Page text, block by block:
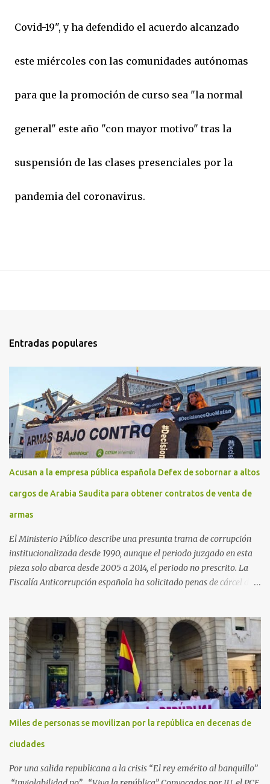
Covid-19", y ha defendido el acuerdo alcanzado
este miércoles con las comunidades autónomas
para que la promoción de curso sea "la normal
general" este año "con mayor motivo" tras la
suspensión de las clases presenciales por la
pandemia del coronavirus.
Entradas populares
Acusan a la empresa pública española Defex de sobornar a altos
cargos de Arabia Saudita para obtener contratos de venta de
armas
El Ministerio Público describe una presunta trama de corrupción
institucionalizada desde 1990, aunque el periodo juzgado en esta
pieza solo abarca desde 2005 a 2014, el periodo no prescrito. La
Fiscalía Anticorrupción española ha solicitado penas de cárcel de
Arabia Saudita a través de la empresa pública española Defex,
disuelta. El fiscal Conrado Saiz describe en su escrito de
conclusiones cómo la empresa pública Defex pagó comisiones
ilegales a diversas autoridades del régimen árabe entre 2005 y
2014, para obtener a cambio la materialización de los contratos. El
Ministerio Público lleva a cabo esta acusación en una de las piezas
separadas del llamado 'caso Defex', que investiga once ventas
ejecutadas en este periodo, y atribuye a José Ignacio Encinas
Charro, presidente de la compañía pública hasta 2013, los
Miles de personas se movilizan por la república en decenas de
ciudades
Por una salida republicana a la crisis “El rey emérito al banquillo”